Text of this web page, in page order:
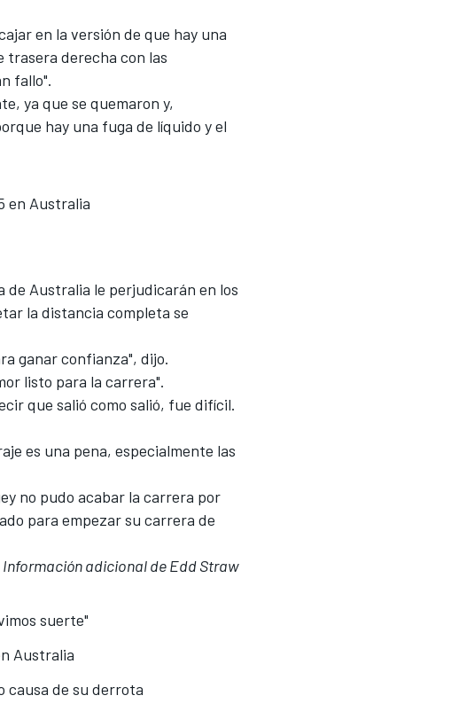
en la versión de que hay una
derecha con las
fallo".
ya que se quemaron y,
hay una fuga de líquido y el
en Australia
de Australia le perjudicarán en los
la distancia completa se
ganar confianza", dijo.
listo para la carrera".
que salió como salió, fue difícil.
es una pena, especialmente las
no pudo acabar la carrera por
para empezar su carrera de
Información adicional de Edd Straw
suerte"
Australia
causa de su derrota